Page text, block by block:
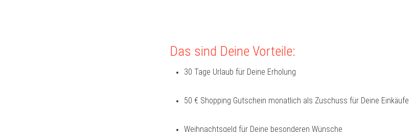
Das sind Deine Vorteile:
30 Tage Urlaub für Deine Erholung
50 € Shopping Gutschein monatlich als Zuschuss für Deine Einkäufe
Weihnachtsgeld für Deine besonderen Wünsche